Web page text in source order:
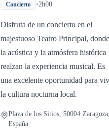
Concierto •2h00
Disfruta de un concierto en el
majestuoso Teatro Principal, donde
la acústica y la atmósfera histórica
realzan la experiencia musical. Es
una excelente oportunidad para
la cultura nocturna local.
Plaza de los Sitios, 50004 Zaragoza,
España